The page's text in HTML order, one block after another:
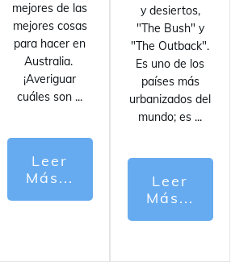
mejores de las
mejores cosas
para hacer en
Australia.
¡Averiguar
cuáles son ...
Leer
Más...
y desiertos,
"The Bush" y
"The Outback".
Es uno de los
países más
urbanizados del
mundo; es ...
Leer
Más...